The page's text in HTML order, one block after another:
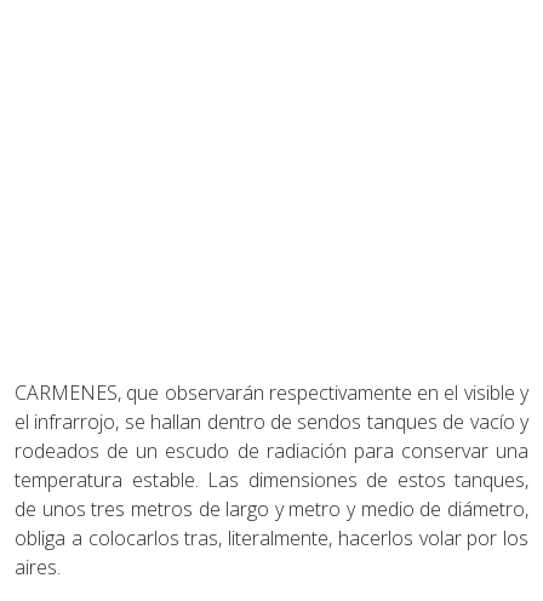
CARMENES, que observarán respectivamente en el visible y
el infrarrojo, se hallan dentro de sendos tanques de vacío y
rodeados de un escudo de radiación para conservar una
temperatura estable. Las dimensiones de estos tanques,
de unos tres metros de largo y metro y medio de diámetro,
obliga a colocarlos tras, literalmente, hacerlos volar por los
aires.